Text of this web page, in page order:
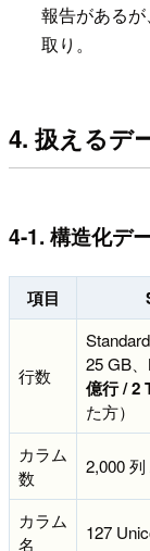
報告がある
取り。
4. 扱えるデ
4-1. 構造化デ
項目
行数
25 GB、
億行 / 2
た方）
カラム
数
2,000
カラム
名
127